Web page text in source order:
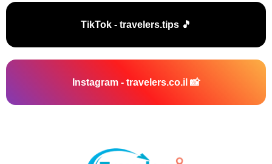
🎵 TikTok - travelers.tips
📸 Instagram - travelers.co.il